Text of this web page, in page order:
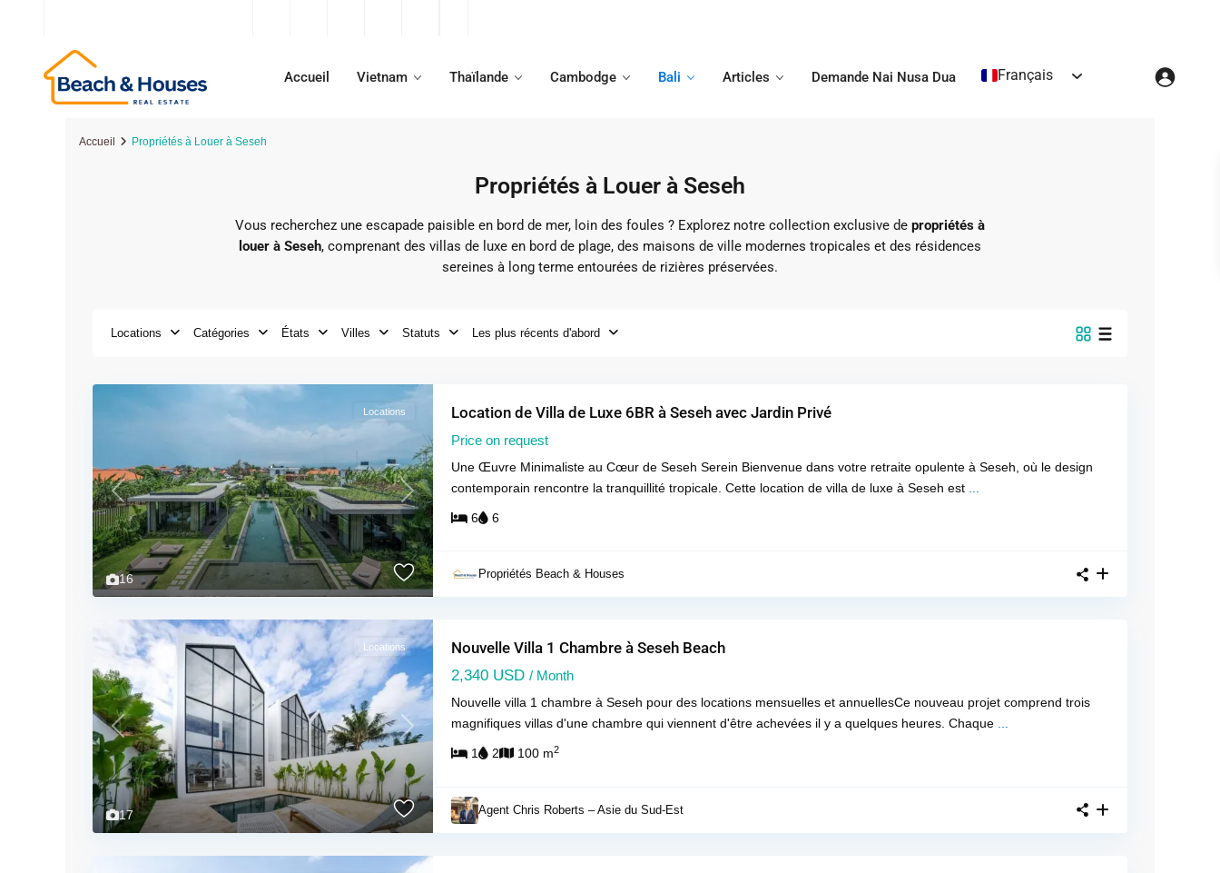
Accueil Vietnam Thaïlande Cambodge Bali Articles Demande Nai Nusa Dua Français
Accueil Propriétés à Louer à Seseh
Propriétés à Louer à Seseh
Vous recherchez une escapade paisible en bord de mer, loin des foules ? Explorez notre collection exclusive de propriétés à
louer à Seseh, comprenant des villas de luxe en bord de plage, des maisons de ville modernes tropicales et des résidences
sereines à long terme entourées de rizières préservées.
Locations Catégories États Villes Statuts Les plus récents d'abord
16
Previous Next
Locations Location de Villa de Luxe 6BR à Seseh avec Jardin Privé
Price on request
Une Œuvre Minimaliste au Cœur de Seseh Serein Bienvenue dans votre retraite opulente à Seseh, où le design
contemporain rencontre la tranquillité tropicale. Cette location de villa de luxe à Seseh est
6 6
Propriétés Beach & Houses
17
Previous Next
Locations Nouvelle Villa 1 Chambre à Seseh Beach
2,340 USD / Month
Nouvelle villa 1 chambre à Seseh pour des locations mensuelles et annuellesCe nouveau projet comprend trois
magnifiques villas d'une chambre qui viennent d'être achevées il y a quelques heures. Chaque ...
1 2 100 m2
Agent Chris Roberts – Asie du Sud-Est